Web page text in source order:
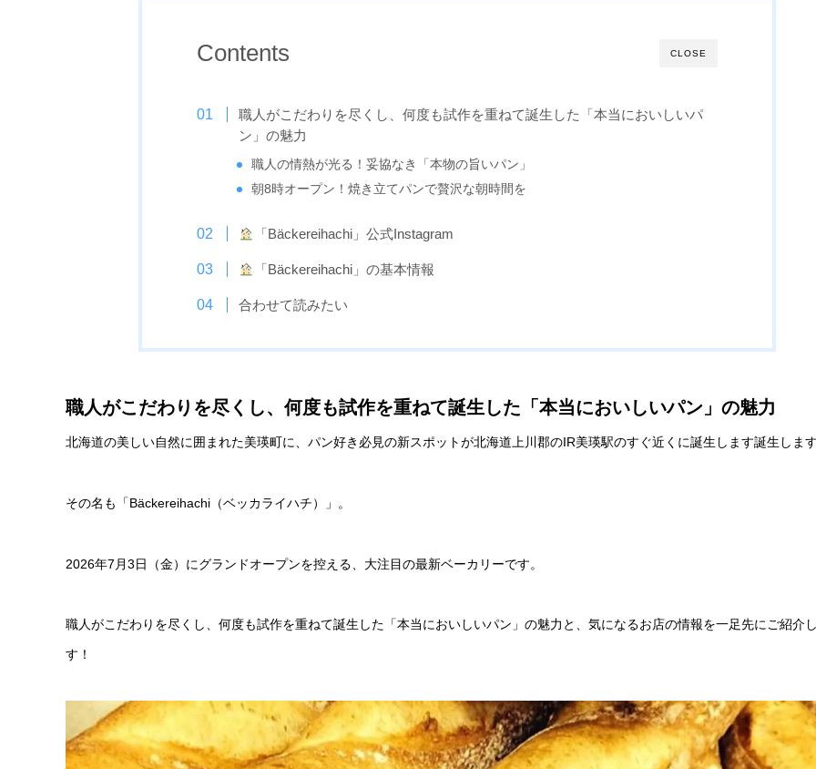
CLOSE
Contents
職人がこだわりを尽くし、何度も試作を重ねて誕生した「本当においしいパ
ン」の魅力
職人の情熱が光る！妥協なき「本物の旨いパン」
朝8時オープン！焼き立てパンで贅沢な朝時間を
「Bäckereihachi」公式Instagram
「Bäckereihachi」の基本情報
合わせて読みたい
職人がこだわりを尽くし、何度も試作を重ねて誕生した「本当においしいパン」の魅力
北海道の美しい自然に囲まれた美瑛町に、パン好き必見の新スポットが北海道上川郡のIR美瑛駅のすぐ近くに誕生します誕生しま
その名も「Bäckereihachi（ベッカライハチ）」。
2026年7月3日（金）にグランドオープンを控える、大注目の最新ベーカリーです。
職人がこだわりを尽くし、何度も試作を重ねて誕生した「本当においしいパン」の魅力と、気になるお店の情報を一足先にご紹介
す！